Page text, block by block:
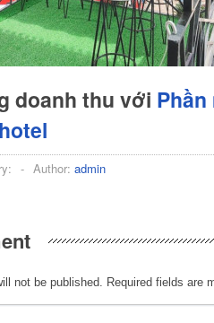
doanh thu với
- Author: admin
not be published. Required fields are